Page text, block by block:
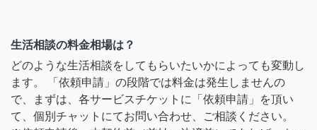
生活相談の料金相場は？
どのような生活相談をしてもらいたいかによっても変動し
ます。 「依頼申請」の段階では料金は発生しませんの
で、まずは、各サービスチケットに「依頼申請」を頂い
て、個別チャットにてお問い合わせ、ご相談ください。